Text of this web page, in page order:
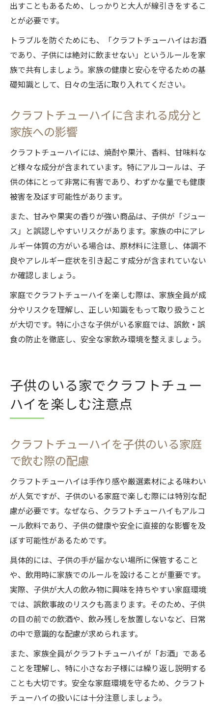
出すこともあるため、しっかりと大人が線引きをするこ
とが必要です。
トラブルを防ぐためにも、「クラフトチューハイはお酒
であり、子供には絶対に飲ませない」というルールを家
族で共有しましょう。家族の健康と安心を守るための基
礎知識として、日々の生活に取り入れてください。
クラフトチューハイに含まれる成分と
家族への影響
クラフトチューハイには、焼酎や果汁、香料、甘味料な
ど様々な成分が含まれています。特にアルコールは、子
供の体にとって非常に有害であり、わずかな量でも健康
被害を及ぼす可能性があります。
また、甘みや果実の香りが強い商品は、子供が「ジュー
ス」と誤認しやすいリスクがあります。家族の中にアレ
ルギー体質の方がいる場合は、原材料に注意し、体調不
良やアレルギー症状を引き起こす成分が含まれていない
か確認しましょう。
家庭でクラフトチューハイを楽しむ際は、家族全員が成
分やリスクを理解し、正しい知識をもって取り扱うこと
が大切です。特に小さな子供がいる家庭では、誤飲・誤
食の防止を徹底し、安全な家飲み環境を整えましょう。
子供のいる家でクラフトチュー
ハイを楽しむ注意点
クラフトチューハイを子供のいる家庭
で飲む際の配慮
クラフトチューハイは手作り感や厳選素材による味わい
が人気ですが、子供のいる家庭で楽しむ際には特別な配
慮が必要です。なぜなら、クラフトチューハイもアルコ
ール飲料であり、子供の健康や安全に直接的な影響を及
ぼす可能性があるためです。
具体的には、子供の手が届かない場所に保管すること
や、飲用時に家族でのルールを設けることが重要です。
実際、子供が大人の飲み物に興味を持ちやすい家庭環境
では、誤飲事故のリスクも高まります。そのため、子供
の目の前での飲酒や、飲み残しを放置しないなど、日常
の中で意識的な配慮が求められます。
また、家族全員がクラフトチューハイが「お酒」である
ことを理解し、特に小さなお子様には繰り返し説明する
ことも大切です。安全な家庭環境を守るため、クラフト
チューハイの扱いには十分注意しましょう。